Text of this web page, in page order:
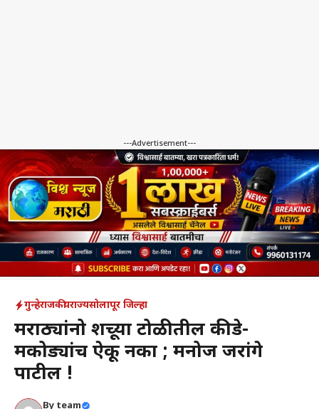
---Advertisement---
गुन्हेराजकीयराज्यसोलापूर जिल्हा
मराठ्यांनो शत्रूच्या टोळीतील कीडे-
मकोड्यांच ऐकू नका ; मनोज जरांगे
पाटील !
By team